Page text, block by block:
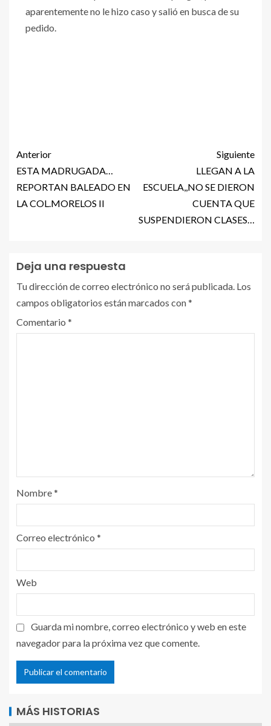
aparentemente no le hizo caso y salió en busca de su
pedido.
Anterior
ESTA MADRUGADA…
REPORTAN BALEADO EN
LA COL.MORELOS II
Siguiente
LLEGAN A LA
ESCUELA,,NO SE DIERON
CUENTA QUE
SUSPENDIERON CLASES…
Deja una respuesta
Tu dirección de correo electrónico no será publicada. Los
campos obligatorios están marcados con*
Comentario *
Nombre*
Correo electrónico *
Web
Guarda mi nombre, correo electrónico y web en este
navegador para la próxima vez que comente.
MÁS HISTORIAS